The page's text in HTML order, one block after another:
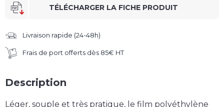
TÉLÉCHARGER LA FICHE PRODUIT
Livraison rapide (24-48h)
Frais de port offerts dès 85€ HT
Description
Léger, souple et très pratique, le film polyéthylène